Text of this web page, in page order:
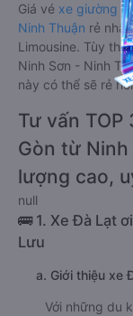
Giá vé xe giường
Ninh Thuận rẻ
Limousine. Tùy
Ninh Sơn - Ninh
này có thể sẽ rẻ
Tư vấn TOP
Gòn từ
lượng cao,
null
🚌 1. Xe Đà Lạt
Lưu
a. Giới thiệu xe
Với những du